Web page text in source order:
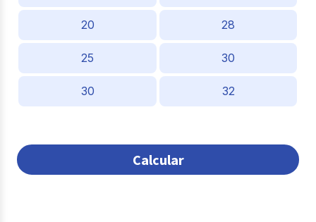
20 28
25 30
30 32
Calcular